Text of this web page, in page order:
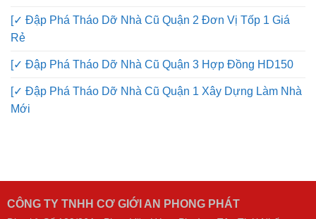
[✓ Đập Phá Tháo Dỡ Nhà Cũ Quận 2 Đơn Vị Tốp 1 Giá
Rẻ
[✓ Đập Phá Tháo Dỡ Nhà Cũ Quận 3 Hợp Đồng HD150
[✓ Đập Phá Tháo Dỡ Nhà Cũ Quận 1 Xây Dựng Làm Nhà
Mới
CÔNG TY TNHH CƠ GIỚI AN PHONG PHÁT